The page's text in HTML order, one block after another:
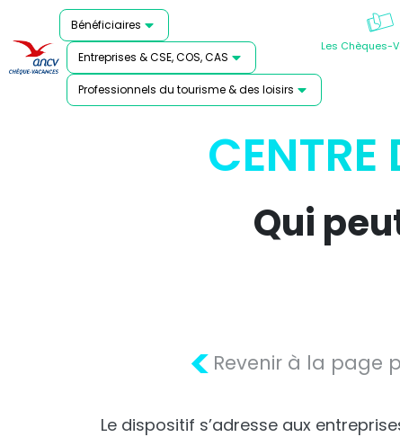
Bénéficiaires
Entreprises & CSE, COS, CAS
Professionnels du tourisme & des loisirs
Les Chèques-
Qui
< Revenir à la page
Le dispositif s’adresse aux